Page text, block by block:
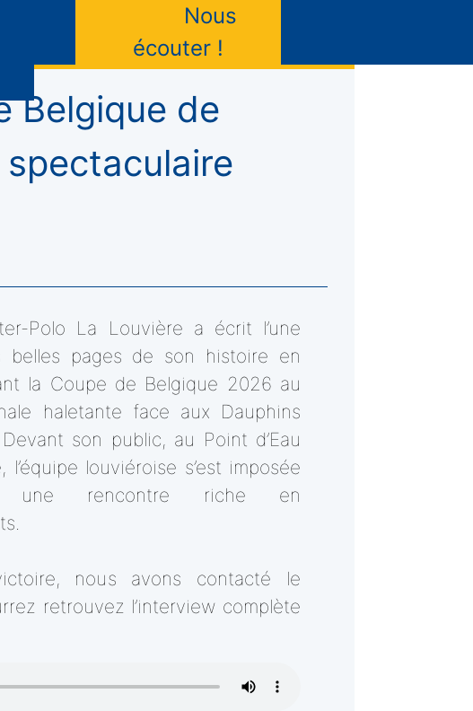
Nous
écouter !
Belgique de
Polo La Louvière a écrit l’une
belles pages de son histoire en
la Coupe de Belgique 2026 au
haletante face aux Dauphins
son public, au Point d’Eau
louviéroise s’est imposée
une rencontre riche en
nous avons contacté le
retrouvez l’interview complète